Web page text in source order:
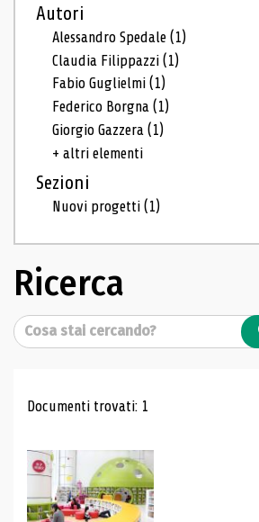
Autori
Alessandro Spedale(1)
Claudia Filippazzi(1)
Fabio Guglielmi(1)
Federico Borgna(1)
Giorgio Gazzera(1)
+ altri elementi
Sezioni
Nuovi progetti(1)
Ricerca
Cerca
Risultati di ricerca
Documenti trovati: 1